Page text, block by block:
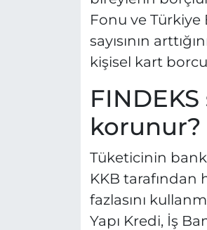
Fonu ve Türkiye
sayısının
kişisel kart borcu
korunur?
Tüketicinin
KKB tarafından
fazlasını
Yapı Kredi, İş